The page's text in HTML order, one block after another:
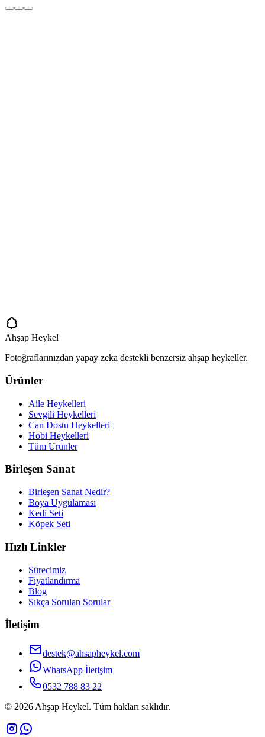
Ahşap Heykel
Fotoğraflarınızdan yapay zeka destekli benzersiz ahşap heykeller.
Ürünler
Aile Heykelleri
Sevgili Heykelleri
Can Dostu Heykelleri
Hobi Heykelleri
Tüm Ürünler
Birleşen Sanat
Birleşen Sanat Nedir?
Boya Uygulaması
Kedi Seti
Köpek Seti
Hızlı Linkler
Sürecimiz
Fiyatlandırma
Blog
Sıkça Sorulan Sorular
İletişim
destek@ahsapheykel.com
WhatsApp İletişim
0532 788 83 22
© 2026 Ahşap Heykel. Tüm hakları saklıdır.